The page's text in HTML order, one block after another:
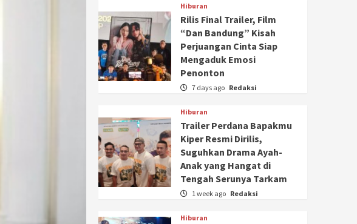
Hiburan
Rilis Final Trailer, Film
“Dan Bandung” Kisah
Perjuangan Cinta Siap
Mengaduk Emosi
Penonton
7 days ago Redaksi
Hiburan
Trailer Perdana Bapakmu
Kiper Resmi Dirilis,
Suguhkan Drama Ayah-
Anak yang Hangat di
Tengah Serunya Tarkam
1 week ago Redaksi
Hiburan